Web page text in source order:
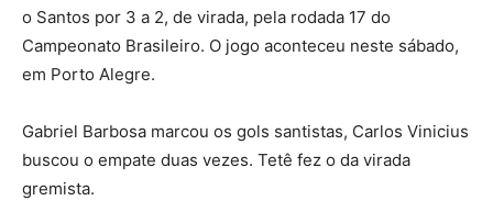
o Santos por 3 a 2, de virada, pela rodada 17 do
Campeonato Brasileiro. O jogo aconteceu neste sábado,
em Porto Alegre.
Gabriel Barbosa marcou os gols santistas, Carlos Vinicius
buscou o empate duas vezes. Tetê fez o da virada
gremista.